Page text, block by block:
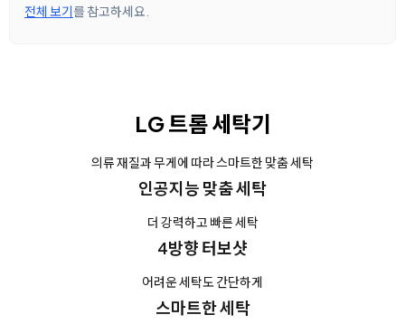
전체 보기를 참고하세요.
LG 트롬 세탁기
의류 재질과 무게에 따라 스마트한 맞춤 세탁
인공지능 맞춤 세탁
더 강력하고 빠른 세탁
4방향 터보샷
어려운 세탁도 간단하게
스마트한 세탁